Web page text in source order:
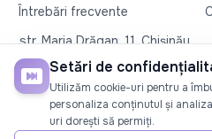
Întrebări frecvente
str. Maria Drăgan, 11, Chișinău
+37360327279
©2026Numina Kids.
Setări de
Utilizăm cookie-uri pentru a
personaliza conținutul și
uri dorești să permiți.